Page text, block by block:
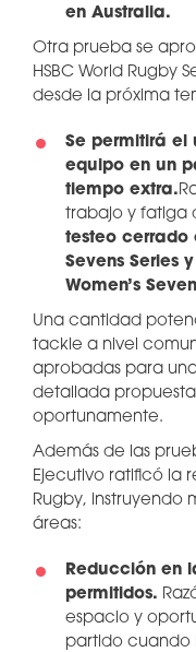
en Australia.
Otra prueba se
HSBC World Rugby
desde la próxima
Se permitirá el
equipo en un
tiempo extra.
trabajo y fatiga
testeo cerrado
Sevens Series
Women’s
Una cantidad
tackle a nivel
aprobadas para
detallada propuesta
oportunamente.
Además de las
Ejecutivo ratificó la
Rugby, instruyendo
áreas:
Reducción en
permitidos.
espacio y
partido cuando